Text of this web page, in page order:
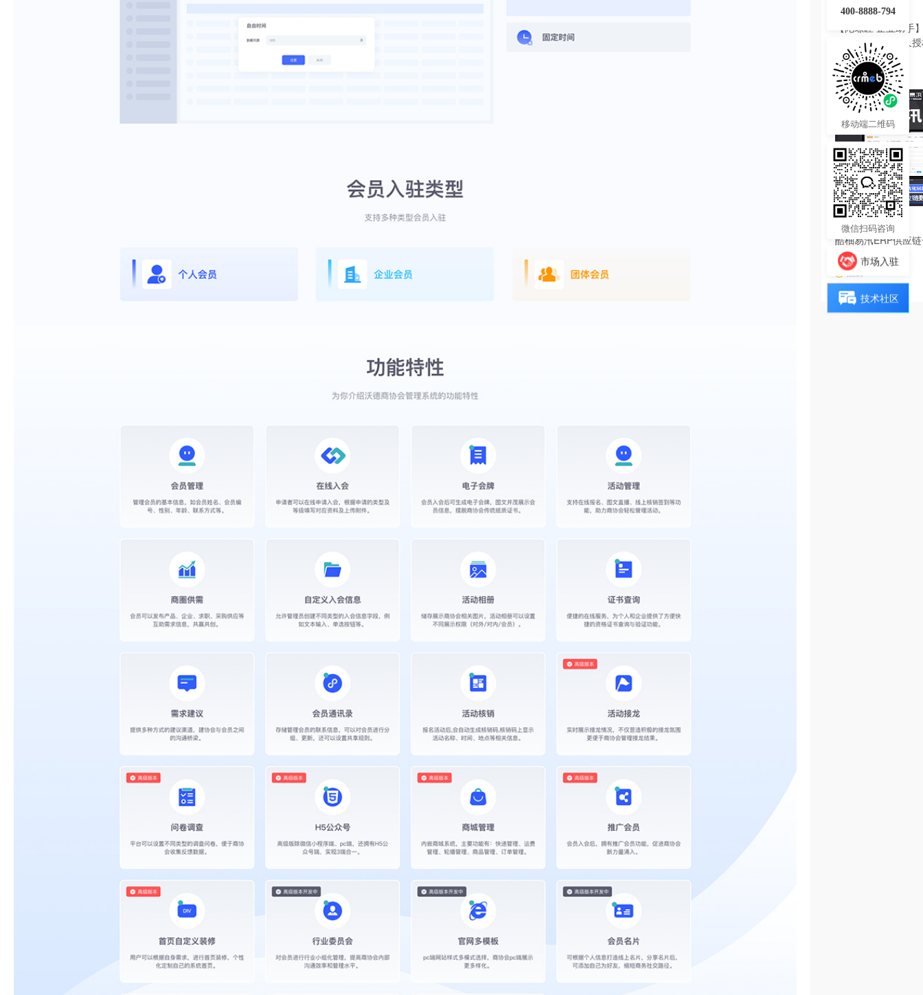
6980.00
【陀螺匠·企业助手
理系统独立版永久
热度 29
4680.00
酷柚易汛ERP供应
系统
热度 28
400-8888-794
移动端二维码
微信扫码咨询
市场入驻
技术社区